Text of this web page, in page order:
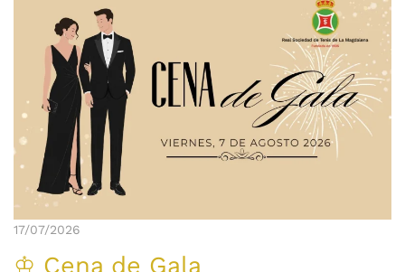
17/07/2026
♔ Cena de Gala